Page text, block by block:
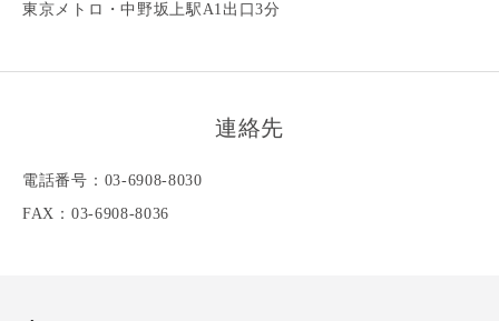
東京メトロ・中野坂上駅A1出口3分
連絡先
電話番号：03-6908-8030
FAX：03-6908-8036